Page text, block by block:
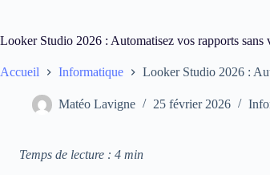
Looker Studio 2026 : Automatisez vos rapports sans
Accueil Informatique Looker Studio 2026 :
Matéo Lavigne 25 février 2026
Temps de lecture : 4 min